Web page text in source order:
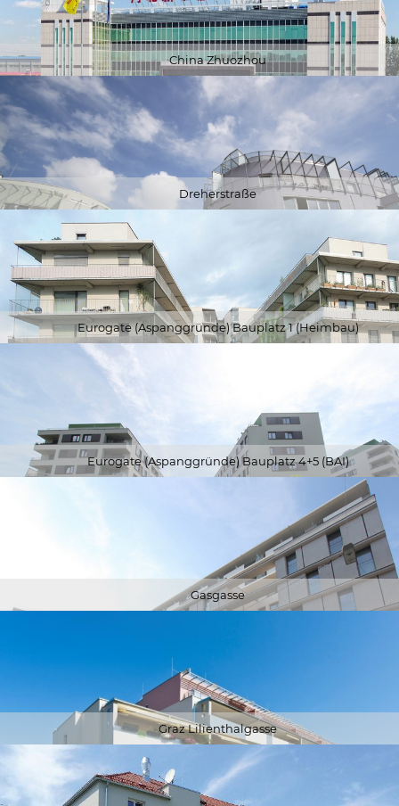
China Zhuozhou
Dreherstraße
Eurogate (Aspanggründe) Bauplatz 1 (Heimbau)
Eurogate (Aspanggründe) Bauplatz 4+5 (BAI)
Gasgasse
Graz Lilienthalgasse